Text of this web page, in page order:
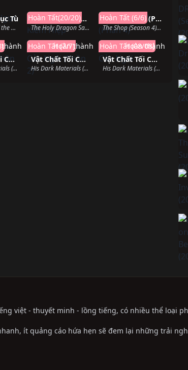
Tù
In the Heart of the Machine (2022)
Thần Long Kiếm Hiệp
The Holy Dragon Saga (1995)
Hoàn Tất(20/20)
Hiệu Cắt Tóc (Phần 4)
The Shop (Season 4) (2021)
Hoàn Tất (6/6)
Vật Chất Tối Của Ngài (Phần 3)
His Dark Materials (Season 3) (2022)
thành
Vật Chất Tối Của Ngài (Phần 2)
His Dark Materials (Season 2) (2019)
Hoàn Tất (7/7)
Hoàn thành
Vật Chất Tối Của Ngài
His Dark Materials (2019)
Hoàn Tất (08/08)
Hoàn thành
việt - thuyết minh - lồng tiếng, có nhiều thể loại
ít quảng cáo hứa hẹn sẽ đem lại những trải